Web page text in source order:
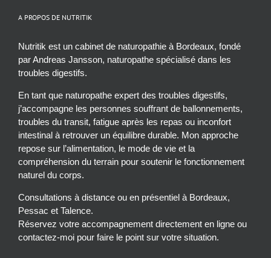
A PROPOS DE NUTRITIK
Nutritik est un cabinet de naturopathie à Bordeaux, fondé
par Andreas Jansson, naturopathe spécialisé dans les
troubles digestifs.
En tant que naturopathe expert des troubles digestifs,
j’accompagne les personnes souffrant de ballonnements,
troubles du transit, fatigue après les repas ou inconfort
intestinal à retrouver un équilibre durable. Mon approche
repose sur l’alimentation, le mode de vie et la
compréhension du terrain pour soutenir le fonctionnement
naturel du corps.
Consultations à distance ou en présentiel à Bordeaux,
Pessac et Talence.
Réservez votre accompagnement directement en ligne ou
contactez-moi pour faire le point sur votre situation.